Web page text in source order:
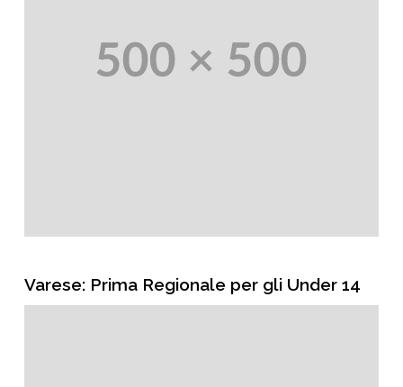
Varese: Prima Regionale per gli Under 14